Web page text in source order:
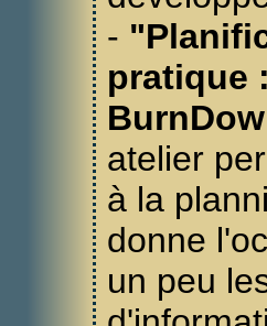
-
pratique
atelier
à la
donne
un peu